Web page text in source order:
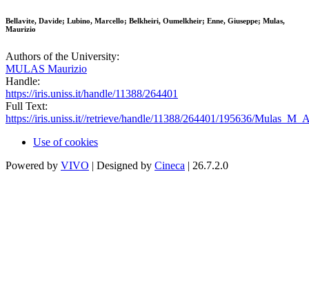
Bellavite, Davide; Lubino, Marcello; Belkheiri, Oumelkheir; Enne, Giuseppe; Mulas,
Maurizio
Authors of the University:
MULAS Maurizio
Handle:
https://iris.uniss.it/handle/11388/264401
Full Text:
https://iris.uniss.it//retrieve/handle/11388/264401/195636/
Use of cookies
Powered by VIVO | Designed by Cineca | 26.7.2.0